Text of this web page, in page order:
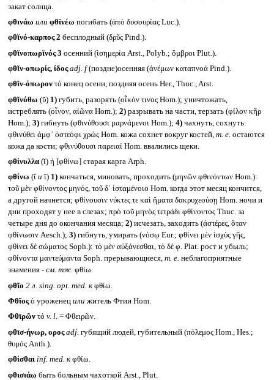
закат солнца.
φθινάω или φθῐνέω погибать (ἀπὸ δυσουρίας Luc.).
φθῐνό-καρπος 2 бесплодный (δρῦς Pind.).
φθῐνοπωρῐνός 3 осенний (ἰσημερία Arst., Polyb.; ὄμβροι Plut.).
φθῐν-οπωρίς, ίδοςadj. f(поздне)осенняя (ἀνέμων καταπνοά Pind.).
φθῐν-όπωρον τό конец осени, поздняя осень Her., Thuc., Arst.
φθῐνύθω (ῠ) 1)губить, разорять (οἶκόν τινος Hom.); уничтожать,
истреблять (οἶνον, αἰῶνα Hom.); 2)разрывать на части, терзать (φίλον κῆρ
Hom.); 3)гибнуть (φθινύθουσι μαρνάμενοι Hom.); 4)чахнуть, сохнуть:
φθινύθει ἀμφ᾽ ὀστεόφι χρώς Hom. кожа сохнет вокруг костей, т. е. остаются
кожа да кости; φθινύθουσι παρειαί Hom. ввалились щеки.
φθίνυλλα(ῐ) ἡ [φθίνω] старая карга Arph.
φθίνω (ῐ и ῑ) 1)кончаться, миновать, проходить (μηνῶν φθινόντων Hom.):
τοῦ μὲν φθίνοντος μηνός, τοῦ δ᾽ ἱσταμένοιο Hom. когда этот месяц кончится,
а другой начнется; φθίνουσιν νύκτες τε καὶ ἤματα δακρυχεούσῃ Hom. ночи и
дни проходят у нее в слезах; πρὸ τοῦ μηνὸς τετράδι φθίνοντος Thuc. за
четыре дня до окончания месяца; 2)исчезать, заходить (ἀστέρες, ὅταν
φθίνωσιν Aesch.); 3)гибнуть, умирать (νόσῳ Eur.; φθίνει μὲν ἰσχὺς γῆς,
φθίνει δὲ σώματος Soph.): τὸ μὲν αὐξάνεσθαι, τὸ δὲ φ. Plat. рост и убыль;
φθίνοντα μαντεύμαντα Soph. прерывающиеся,т. е. неблагоприятные
знамения - см. тж. φθίω.
φθῖο 2 л. sing. opt. med. кφθίω.
Φθῖοςὁ уроженец или житель Фтии Hom.
Φθῑρῶν τό v. l. = Φθειρῶν.
φθῑσ-ήνωρ, οροςadj. губящий людей, губительный (πόλεμος Hom., Hes.;
θυμός Anth.).
φθίσθαι inf. med. кφθίω.
φθισιάω быть больным чахоткой Arst., Plut.